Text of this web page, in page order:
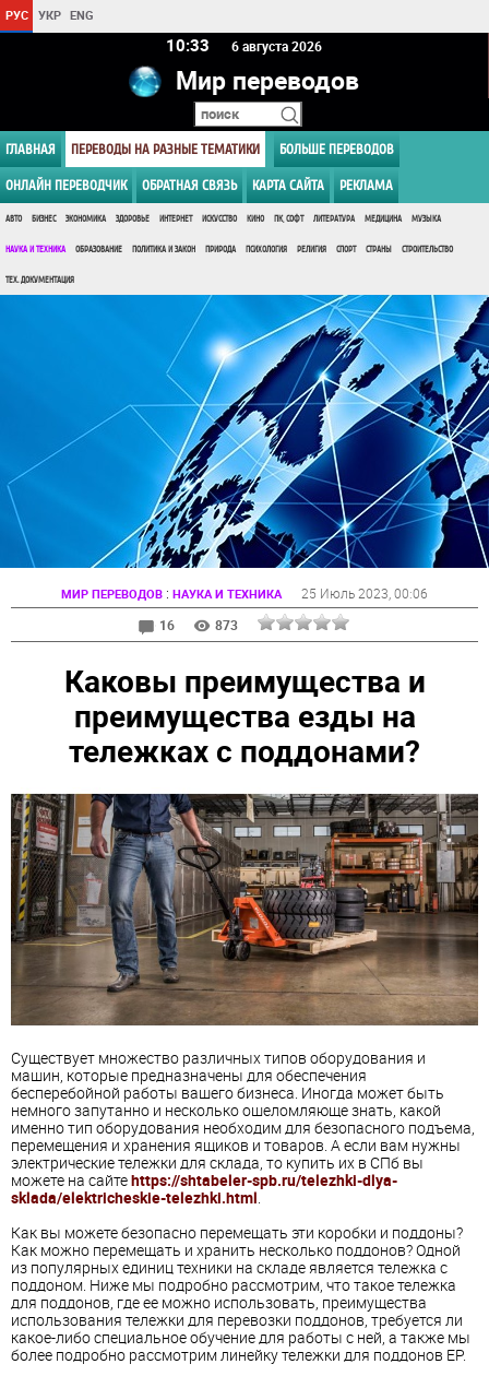
РУС УКР ENG
10 33 6 августа 2026
Мир переводов
ГЛАВНАЯ ПЕРЕВОДЫ НА РАЗНЫЕ ТЕМАТИКИ БОЛЬШЕ ПЕРЕВОДОВ
ОНЛАЙН ПЕРЕВОДЧИК ОБРАТНАЯ СВЯЗЬ КАРТА САЙТА РЕКЛАМА
АВТО БИЗНЕС ЭКОНОМИКА ЗДОРОВЬЕ ИНТЕРНЕТ ИСКУССТВО КИНО ПК, СОФТ ЛИТЕРАТУРА МЕДИЦИНА МУЗЫКА
НАУКА И ТЕХНИКА ОБРАЗОВАНИЕ ПОЛИТИКА И ЗАКОН ПРИРОДА ПСИХОЛОГИЯ РЕЛИГИЯ СПОРТ СТРАНЫ СТРОИТЕЛЬСТВО
ТЕХ. ДОКУМЕНТАЦИЯ
МИР ПЕРЕВОДОВ : НАУКА И ТЕХНИКА 25 Июль 2023 , 00:06
16
873
Каковы преимущества и
преимущества езды на
тележках с поддонами?
Существует множество различных типов оборудования и
машин, которые предназначены для обеспечения
бесперебойной работы вашего бизнеса. Иногда может быть
немного запутанно и несколько ошеломляюще знать, какой
именно тип оборудования необходим для безопасного подъема,
перемещения и хранения ящиков и товаров. А если вам нужны
электрические тележки для склада, то купить их в СПб вы
можете на сайтеhttps://shtabeler-spb.ru/telezhki-dlya-
sklada/elektricheskie-telezhki.html.
Как вы можете безопасно перемещать эти коробки и поддоны?
Как можно перемещать и хранить несколько поддонов? Одной
из популярных единиц техники на складе является тележка с
поддоном. Ниже мы подробно рассмотрим, что такое тележка
для поддонов, где ее можно использовать, преимущества
использования тележки для перевозки поддонов, требуется ли
какое-либо специальное обучение для работы с ней, а также мы
более подробно рассмотрим линейку тележки для поддонов EP.